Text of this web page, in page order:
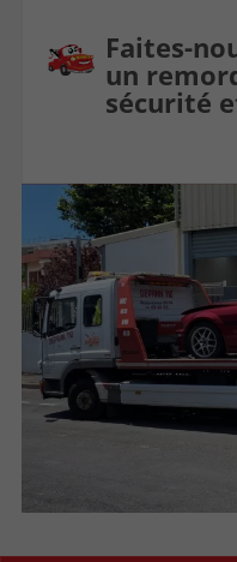
Faites-
un
sécurité